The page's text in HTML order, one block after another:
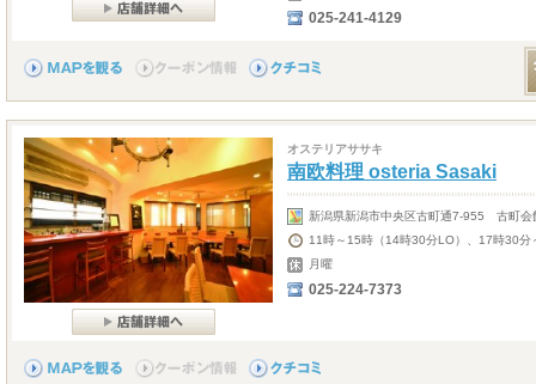
025-241-4129
オステリアササキ
南欧料理 osteria Sasaki
新潟県新潟市中央区古町通7-955 古町会
11時～15時（14時30分LO）、17時30分
月曜
025-224-7373